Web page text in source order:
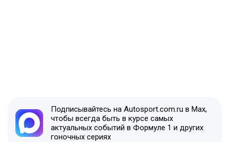
Подписывайтесь на Autosport.com.ru в Max,
чтобы всегда быть в курсе самых
актуальных событий в Формуле 1 и других
гоночных сериях